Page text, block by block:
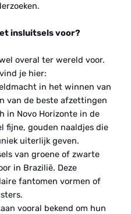
insluitsels voor?
overal ter wereld voor.
je hier:
in het winnen van
van de beste afzettingen
in Novo Horizonte in de
fijne, gouden naaldjes die
uiterlijk geven.
van groene of zwarte
in Brazilië. Deze
fantomen vormen of
vooral bekend om hun